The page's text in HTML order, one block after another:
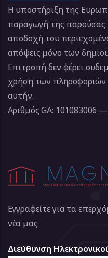
Η υποστήριξη της
παραγωγή της παρούσας
αποδοχή του
απόψεις μόνο των
Επιτροπή δεν φέρει
χρήση των πληροφοριών
αυτήν.
Αριθμός GA: 101083006
Εγγραφείτε για τα
νέα μας
Διεύθυνση